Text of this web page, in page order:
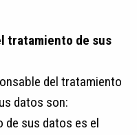
tratamiento de sus
del tratamiento
datos son:
de sus datos es el